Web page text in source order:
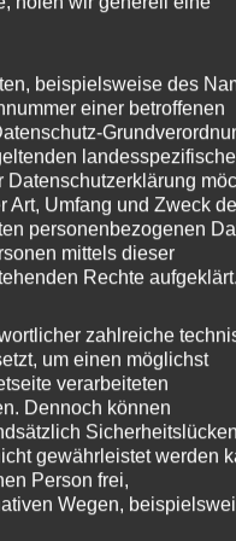
PAJERO, PAJERO/
H12
L716, e1*2007/
e6*93/81*0018*,
Schwarz oder Silber
beispielsweise des
einer betroffenen
Datenschutzerklärung
Art, Umfang und Zweck
personenbezogenen
mittels dieser
Rechte aufgeklärt.
zahlreiche
um einen möglichst
verarbeiteten
Dennoch können
gewährleistet werden
Person frei,
Wegen,